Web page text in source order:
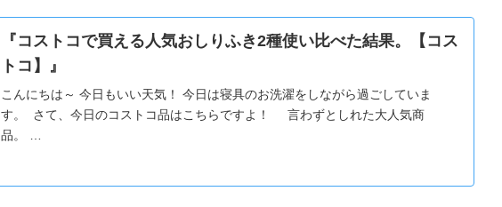
『コストコで買える人気おしりふき2種使い比べた結果。【コス
トコ】』
こんにちは～ 今日もいい天気！ 今日は寝具のお洗濯をしながら過ごしていま
す。 さて、今日のコストコ品はこちらですよ！ 言わずとしれた大人気商
品。 …